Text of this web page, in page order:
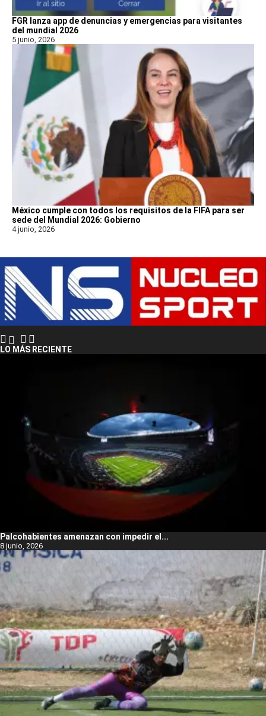
FGR lanza app de denuncias y emergencias para visitantes
del mundial 2026
5 junio, 2026
México cumple con todos los requisitos de la FIFA para ser
sede del Mundial 2026: Gobierno
4 junio, 2026
LO MÁS RECIENTE
Palcohabientes amenazan con impedir el...
8 junio, 2026